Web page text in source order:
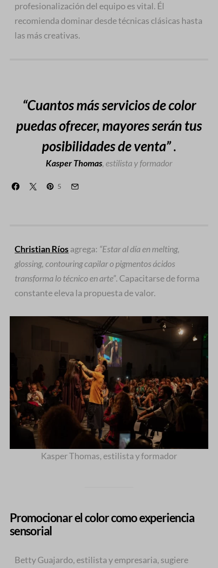
profesionalización del equipo es vital. Él
recomienda dominar desde técnicas clásicas hasta
las más creativas.
“Cuantos más servicios de color
puedas ofrecer, mayores serán tus
posibilidades de venta”.
Kasper Thomas, estilista y formador
5
Christian Ríosagrega: “Estar al día en melting,
glossing, contouring capilar o pigmentos ácidos
transforma lo técnico en arte”. Capacitarse de forma
constante eleva la propuesta de valor.
Kasper Thomas, estilista y formador
Promocionar el color como experiencia
sensorial
Betty Guajardo, estilista y empresaria, sugiere